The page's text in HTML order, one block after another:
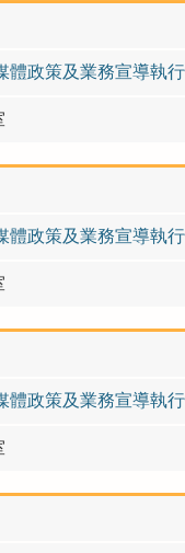
體政策及業務宣導執
體政策及業務宣導執
體政策及業務宣導執